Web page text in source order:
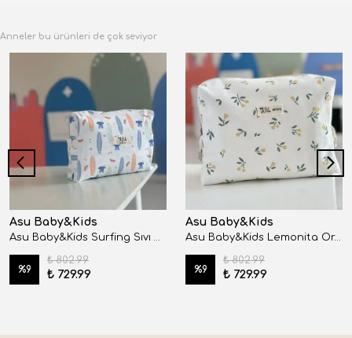
Anneler bu ürünleri de çok seviyor
Asu Baby&Kids
Asu Baby&Kids Surfing Sıvı Geçirmez Çanta
%9
₺ 802.99
₺ 729.99
Asu Baby&Kids
Asu Baby&Kids Lemonita Organik Pamuk Sıvı Geçirmez Çanta
%9
₺ 802.99
₺ 729.99